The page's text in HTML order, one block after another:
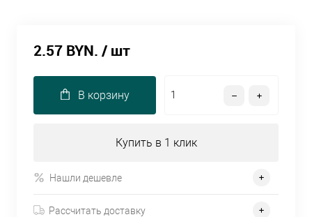
2.57 BYN. / шт
В корзину
Купить в 1 клик
Нашли дешевле
Рассчитать доставку